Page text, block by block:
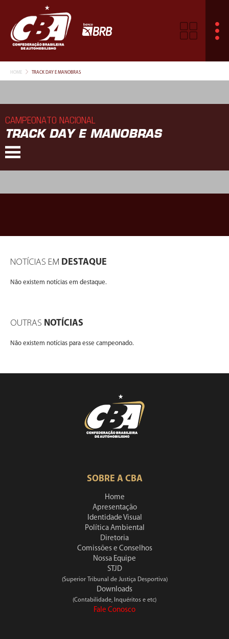
HOME TRACK DAY E MANOBRAS
CAMPEONATO NACIONAL
TRACK DAY E MANOBRAS
NOTÍCIAS EM DESTAQUE
Não existem notícias em destaque.
OUTRAS NOTÍCIAS
Não existem notícias para esse campeonado.
SOBRE A CBA
Home
Apresentação
Identidade Visual
Política Ambiental
Diretoria
Comissões e Conselhos
Nossa Equipe
STJD
(Superior Tribunal de Justiça Desportiva)
Downloads
(Contabilidade, Inquéritos e etc)
Fale Conosco